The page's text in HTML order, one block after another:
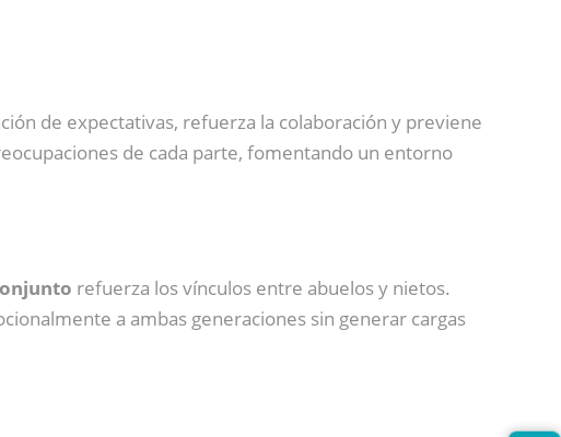
de expectativas, refuerza la colaboración y previene
de cada parte, fomentando un entorno
refuerza los vínculos entre abuelos y nietos.
a ambas generaciones sin generar cargas